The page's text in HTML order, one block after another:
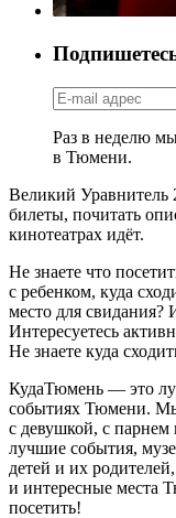
Раз в неделю
в Тюмени.
Великий
билеты, почитать
кинотеатрах идёт.
Не знаете что
с ребенком, куда
место для свидания?
Интересуетесь
Не знаете куда
КудаТюмень — это
событиях Тюмени.
с девушкой, с
лучшие события,
детей и их
и интересные места
посетить!